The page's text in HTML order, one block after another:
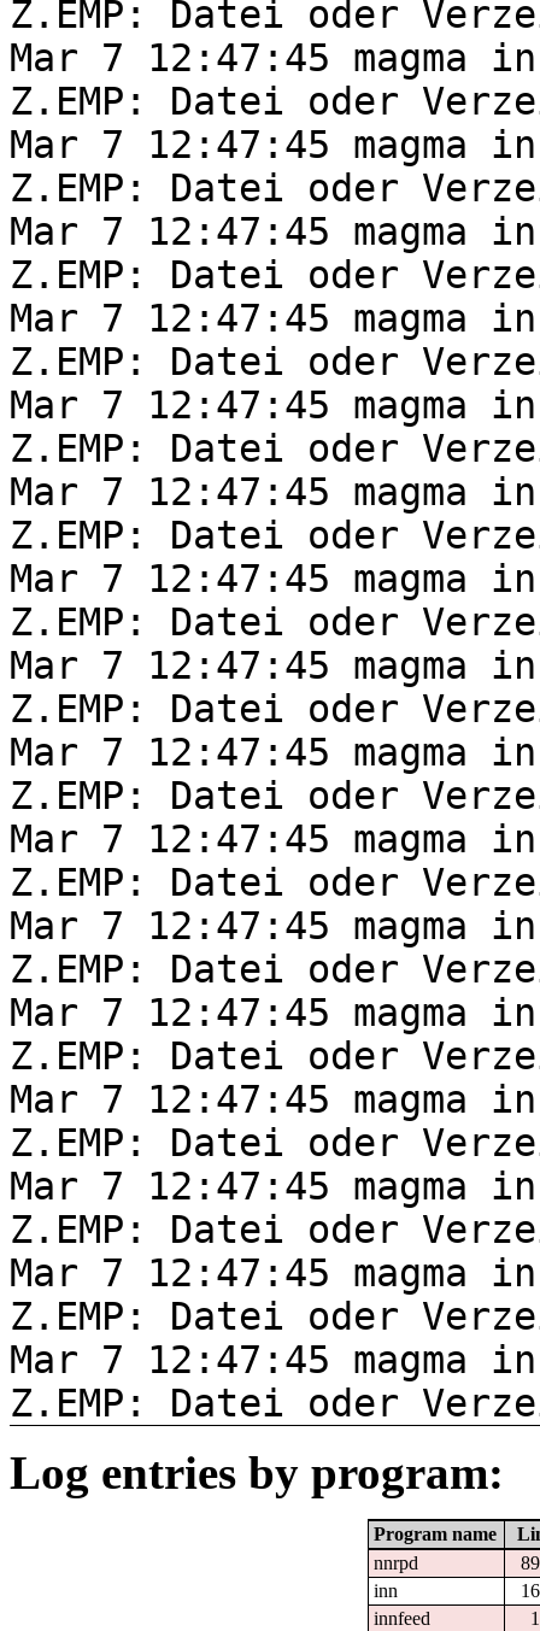
Z.EMP: Datei oder
Mar 7 12:47:45
Z.EMP: Datei oder
Mar 7 12:47:45
Z.EMP: Datei oder
Mar 7 12:47:45
Z.EMP: Datei oder
Mar 7 12:47:45
Z.EMP: Datei oder
Mar 7 12:47:45
Z.EMP: Datei oder
Mar 7 12:47:45
Z.EMP: Datei oder
Mar 7 12:47:45
Z.EMP: Datei oder
Mar 7 12:47:45
Z.EMP: Datei oder
Mar 7 12:47:45
Z.EMP: Datei oder
Mar 7 12:47:45
Z.EMP: Datei oder
Mar 7 12:47:45
Z.EMP: Datei oder
Mar 7 12:47:45
Z.EMP: Datei oder
Mar 7 12:47:45
Z.EMP: Datei oder
Mar 7 12:47:45
Z.EMP: Datei oder
Mar 7 12:47:45
Z.EMP: Datei oder
Mar 7 12:47:45
Z.EMP: Datei oder
Log entries by program:
Program name
nnrpd
inn
innfeed